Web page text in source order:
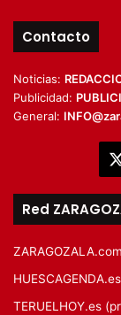
Contacto
Noticias:
Publicidad:
General:
Red
ZARAGOZALA.com
HUESCAGENDA.es
TERUELHOY.es